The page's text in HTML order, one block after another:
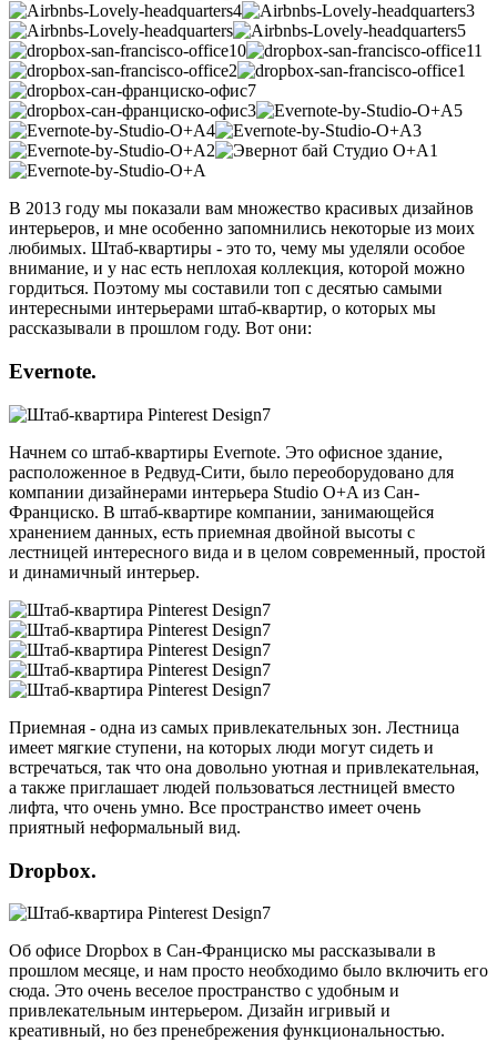
В 2013 году мы показали вам множество красивых дизайнов
интерьеров, и мне особенно запомнились некоторые из моих
любимых. Штаб-квартиры - это то, чему мы уделяли особое
внимание, и у нас есть неплохая коллекция, которой можно
гордиться. Поэтому мы составили топ с десятью самыми
интересными интерьерами штаб-квартир, о которых мы
рассказывали в прошлом году. Вот они:
Evernote.
Начнем со штаб-квартиры Evernote. Это офисное здание,
расположенное в Редвуд-Сити, было переоборудовано для
компании дизайнерами интерьера Studio O+A из Сан-
Франциско. В штаб-квартире компании, занимающейся
хранением данных, есть приемная двойной высоты с
лестницей интересного вида и в целом современный, простой
и динамичный интерьер.
Приемная - одна из самых привлекательных зон. Лестница
имеет мягкие ступени, на которых люди могут сидеть и
встречаться, так что она довольно уютная и привлекательная,
а также приглашает людей пользоваться лестницей вместо
лифта, что очень умно. Все пространство имеет очень
приятный неформальный вид.
Dropbox.
Об офисе Dropbox в Сан-Франциско мы рассказывали в
прошлом месяце, и нам просто необходимо было включить его
сюда. Это очень веселое пространство с удобным и
привлекательным интерьером. Дизайн игривый и
креативный, но без пренебрежения функциональностью.